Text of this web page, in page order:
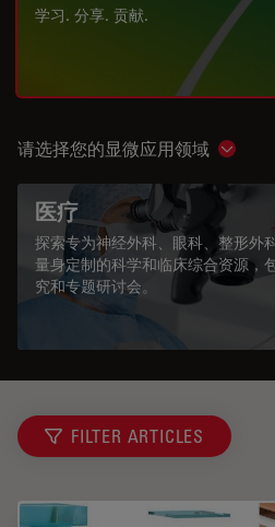
学习. 分享. 贡献.
请选择您的显微应用领域 Show
医疗
探索专为神经外科、眼科、整形外
量身定制的科学和临床综合资源，
究和专题研讨会。
FILTER ARTICLES